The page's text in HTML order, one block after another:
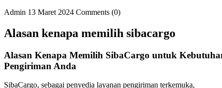
Admin 13 Maret 2024 Comments (0)
Alasan kenapa memilih sibacargo
Alasan Kenapa Memilih SibaCargo untuk
Pengiriman Anda
SibaCargo, sebagai penyedia layanan pengiriman terkemuka,